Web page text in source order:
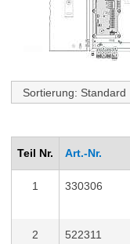
Sortierung: Standard
Teil Nr. Art.-Nr.
1 330306
2 522311